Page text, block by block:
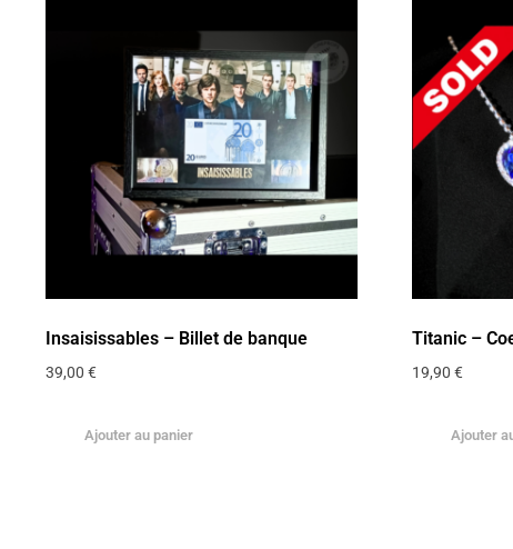
Insaisissables – Billet de banque
39,00€
Ajouter au panier
Titanic –
19,90 €
Ajouter